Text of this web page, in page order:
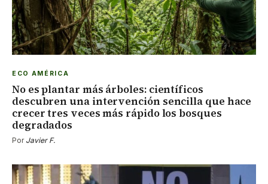
ECO AMÉRICA
No es plantar más árboles: científicos
descubren una intervención sencilla que hace
crecer tres veces más rápido los bosques
degradados
Por Javier F.